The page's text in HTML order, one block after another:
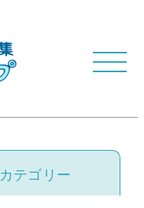
カテゴリー